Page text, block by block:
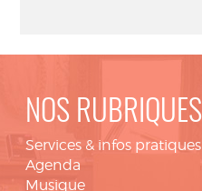
NOS RUBRIQUES
Services & infos pratiques
Agenda
Musique